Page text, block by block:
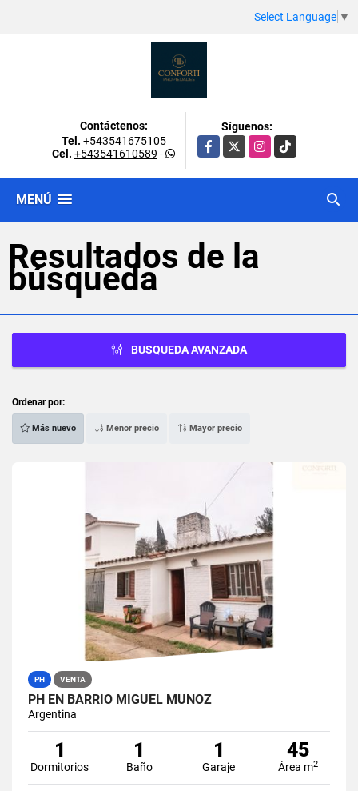
Select Language ▼
Contáctenos:
Tel. +543541675105
Cel. +543541610589 -
Síguenos:
Facebook
X Instagram
TikTok
MENÚ
Resultados de la
búsqueda
BUSQUEDA AVANZADA
Ordenar por:
Más nuevo Menor precio Mayor precio
PH VENTA
PH EN BARRIO MIGUEL MUÑOZ
Argentina
1
Dormitorios
1
Baño
1
Garaje
45
Área m2